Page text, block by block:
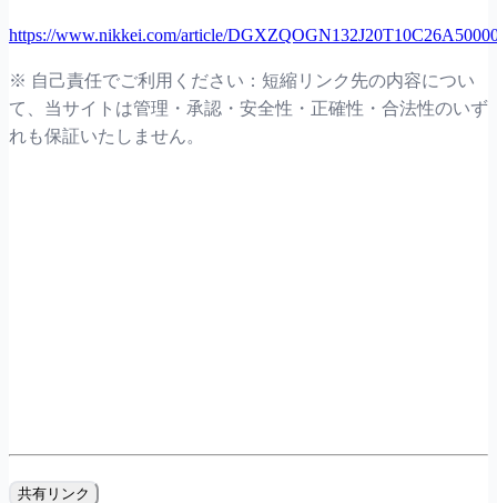
https://www.nikkei.com/article/
※ 自己責任でご利用ください：短縮リンク先の内容につい
て、当サイトは管理・承認・安全性・正確性・合法性のいず
れも保証いたしません。
共有リンク